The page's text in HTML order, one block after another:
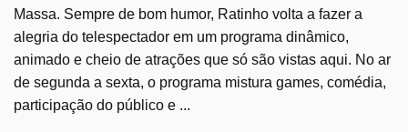
Massa. Sempre de bom humor, Ratinho volta a fazer a
alegria do telespectador em um programa dinâmico,
animado e cheio de atrações que só são vistas aqui. No ar
de segunda a sexta, o programa mistura games, comédia,
participação do público e ...